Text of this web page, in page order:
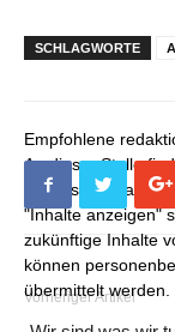
SCHLAGWORTE
Empfohlene
An dieser Stelle
die unser
"Inhalte anzeigen"
zukünftige Inhalte
können
übermittelt werden.
Vorheriger Artikel